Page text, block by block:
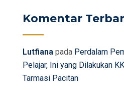
Komentar
Lutfiana pada Perdalam
Pelajar, Ini yang Dilakukan
Tarmasi Pacitan